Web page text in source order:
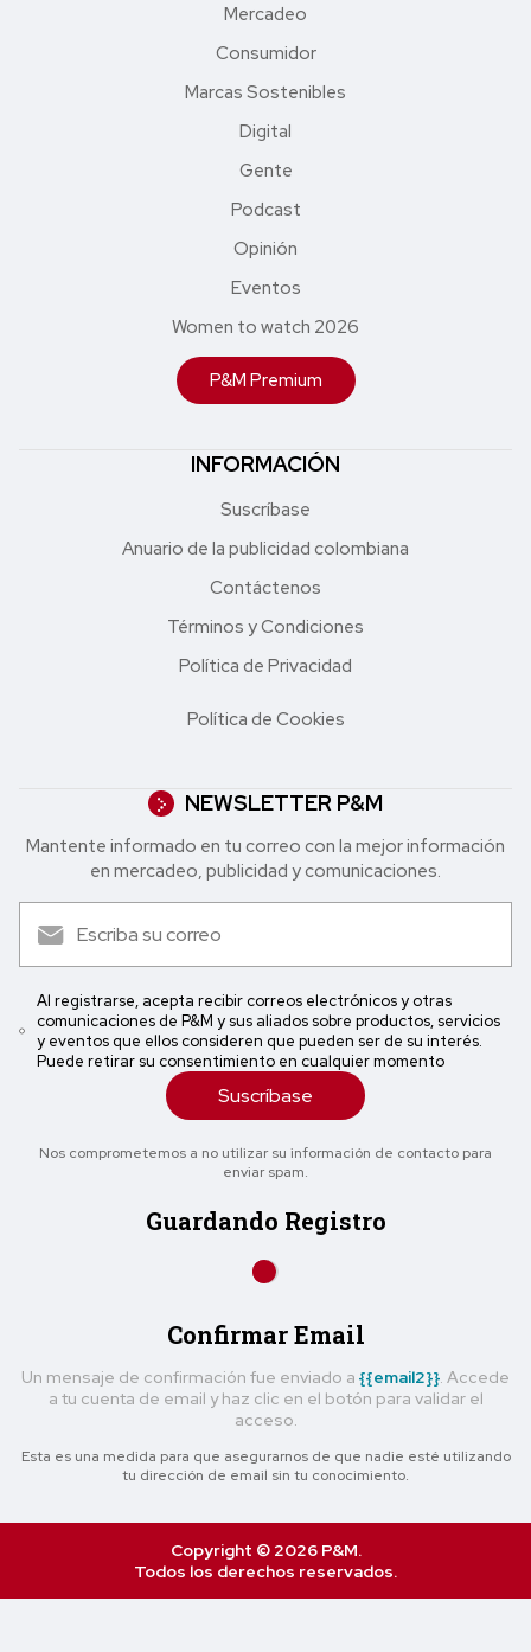
Mercadeo
Consumidor
Marcas Sostenibles
Digital
Gente
Podcast
Opinión
Eventos
Women to watch 2026
P&M Premium
INFORMACIÓN
Suscríbase
Anuario de la publicidad colombiana
Contáctenos
Términos y Condiciones
Política de Privacidad
Política de Cookies
NEWSLETTER P&M
Mantente informado en tu correo con la mejor in formación
en mercadeo, publicidad y comunicaciones.
Al registrarse, acepta recibir correos electrónicos y otras
comunicaciones de P&M y sus aliados sobre productos, servicios
y eventos que ellos consideren que pueden ser de su interés.
Puede retirar su consentimiento en cualquier momento
Suscríbase
Nos comprometemos a no utilizar su información de contacto para
enviar spam.
Guardando Registro
Confirmar Email
Un mensaje de confirmación fue enviado a {{email2}}. Accede
a tu cuenta de email y haz clic en el botón para validar el
acceso.
Esta es una medida para que asegurarnos de que nadie esté utilizando
tu dirección de email sin tu conocimiento.
Copyright © 2026 P&M.
Todos los derechos reservados.